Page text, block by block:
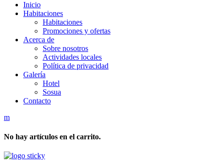
Inicio
Habitaciones
Habitaciones
Promociones y ofertas
Acerca de
Sobre nosotros
Actividades locales
Política de privacidad
Galería
Hotel
Sosua
Contacto
No hay artículos en el carrito.